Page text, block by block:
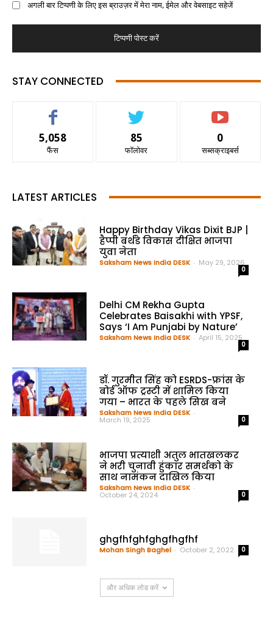
अगली बार टिप्पणी के लिए इस ब्राउज़र में मेरा नाम, ईमेल और वेबसाइट सहेजें
STAY CONNECTED
5,058
फैंस
85
फॉलोवर
0
सब्सक्राइबर्स
LATEST ARTICLES
Happy Birthday Vikas Dixit BJP |
हैप्पी बर्थडे विकास दीक्षित भाजपा
युवा नेता
Saksham News India DESK - May 29, 2026
0
Delhi CM Rekha Gupta
Celebrates Baisakhi with YPSF,
Says ‘I Am Punjabi by Nature’
Saksham News India DESK - April 15, 2025
0
डॉ. गुरमीत सिंह को ESRDS-फ्रांस के
बोर्ड ऑफ ट्रस्टी में शामिल किया
गया – भारत के पहले सिख बने
Saksham News India DESK -
March 19, 2025 0
भाजपा प्रत्याशी अतुल भातखलकर
ने भरी चुनावी हुंकार समर्थको के
साथ नामंकन दाखिल किया
Saksham News India DESK -
October 24, 2024 0
ghgfhfghfghgfhgfhf
Mohan Singh Baghel - October 2, 2022 0
और अधिक लोड करें